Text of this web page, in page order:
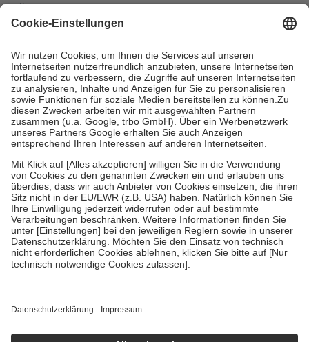
mit.
Grundsätzlich leisten Mitglieder Zuzahlungen in Höhe von zehn
höchstens zehn Euro.
Es sind jedoch nie mehr als die tatsächlichen
Kosten der Leistung zu entrichten.
Diese Regeln gelten grundsätzlich auch für Online-Apotheken.
Bei Heilmitteln und häuslicher Krankenpflege beträgt die
Zuzahlung zehn Prozent der Kosten sowie zehn Euro je
Verordnung.
Um das Engagement der Versicherten für ihre eigene Gesundheit zu
stärken und die besondere Stellung der Familie zu unterstützen,
fallenkeine Zuzahlungenan bei:
• Kindern und Jugendlichen bis zum vollendeten 18. Lebensjahr
mit Ausnahme der Fahrkosten
• Untersuchungen zur Vorsorge und Früherkennung, die von der
GKV getragen werden
• empfohlenen Schutzimpfungen
• Harn- und Blutteststreifen
getroffen, um sicherzustellen, dass es sich um echte Bewertungen
https://help.etrusted.com/hc/de/articles/4419944605341